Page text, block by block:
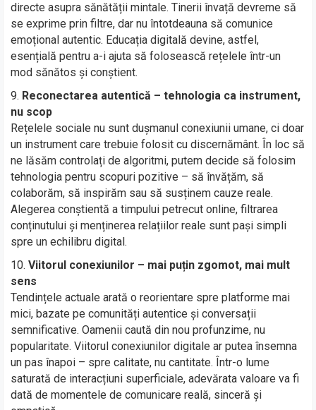
directe asupra sănătății mintale. Tinerii învață devreme să
se exprime prin filtre, dar nu întotdeauna să comunice
emoțional autentic. Educația digitală devine, astfel,
esențială pentru a-i ajuta să folosească rețelele într-un
mod sănătos și conștient.
Reconectarea autentică – tehnologia ca instrument,
nu scop
Rețelele sociale nu sunt dușmanul conexiunii umane, ci doar
un instrument care trebuie folosit cu discernământ. În loc să
ne lăsăm controlați de algoritmi, putem decide să folosim
tehnologia pentru scopuri pozitive – să învățăm, să
colaborăm, să inspirăm sau să susținem cauze reale.
Alegerea conștientă a timpului petrecut online, filtrarea
conținutului și menținerea relațiilor reale sunt pași simpli
spre un echilibru digital.
Viitorul conexiunilor – mai puțin zgomot, mai mult
sens
Tendințele actuale arată o reorientare spre platforme mai
mici, bazate pe comunități autentice și conversații
semnificative. Oamenii caută din nou profunzime, nu
popularitate. Viitorul conexiunilor digitale ar putea însemna
un pas înapoi – spre calitate, nu cantitate. Într-o lume
saturată de interacțiuni superficiale, adevărata valoare va fi
dată de momentele de comunicare reală, sinceră și